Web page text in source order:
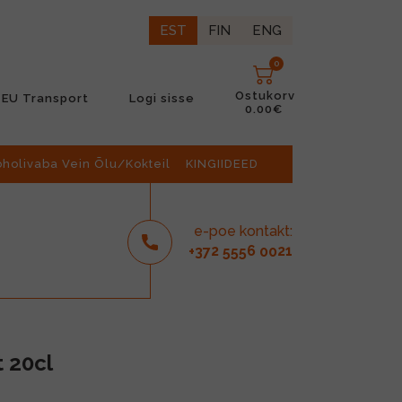
EST FIN ENG
EU Transport Logi sisse
0
Ostukorv
0.00€
Vein Õlu/Kokteil KINGIIDEED
e-poe kontakt:
+372 5556 0021
20cl